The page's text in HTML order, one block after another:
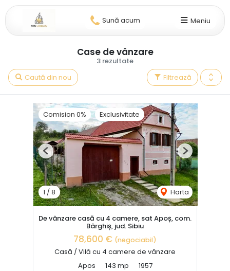
Sună acum Meniu
3 rezultate
Case de vânzare
Filtrează
Caută din nou
Comision 0% Exclusivitate
1 /8 Harta
Previous Next
De vânzare casă cu 4 camere, sat Apoș, com.
Bârghiș, jud. Sibiu
78,600 € (negociabil)
Casă / Vilă cu 4 camere de vânzare
Apos
143 mp
1957